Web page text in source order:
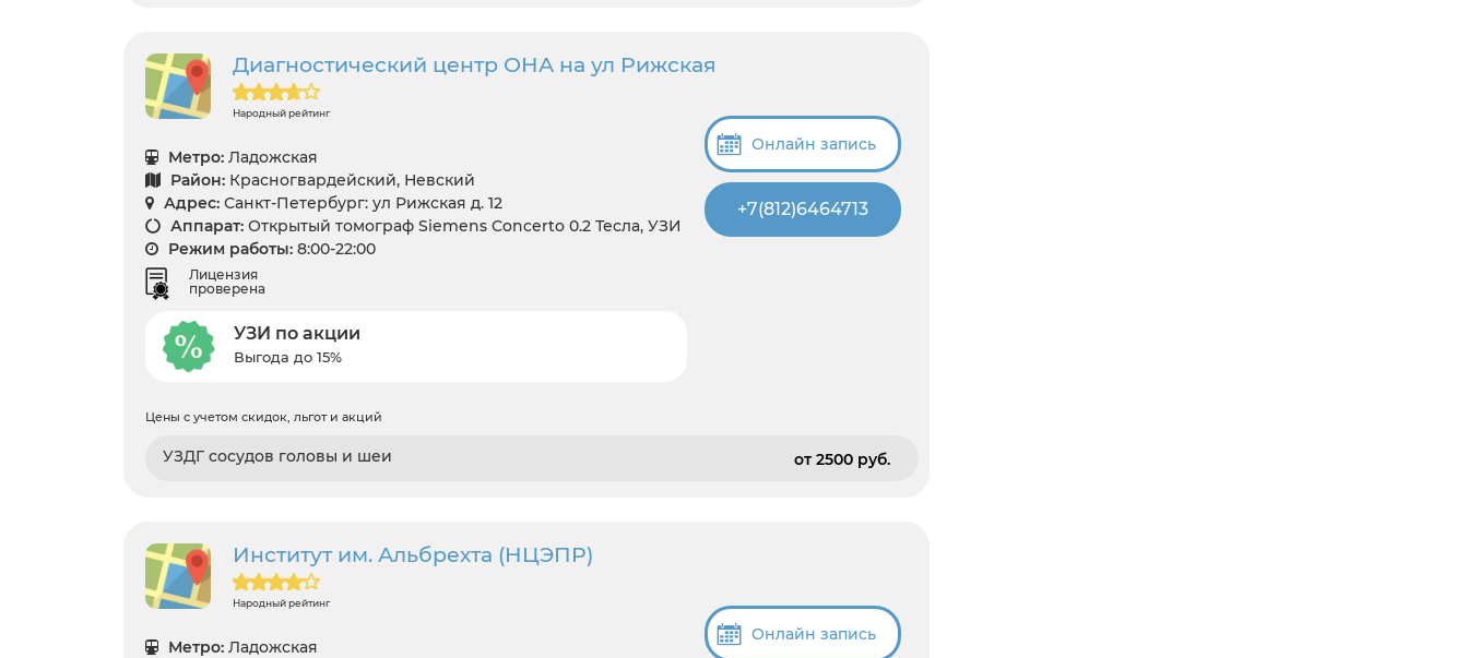
Диагностический центр ОНА на ул Рижская
Народный рейтинг
Метро: Ладожская
Район: Красногвардейский, Невский
Адрес: Санкт-Петербург: ул Рижская д. 12
Аппарат: Открытый томограф Siemens Concerto 0.2 Тесла, УЗИ
Режим работы: 8:00-22:00
Лицензия
проверена
УЗИ по акции
Выгода до 15%
Онлайн запись
+7(812)6464713
Цены с учетом скидок, льгот и акций
УЗДГ сосудов головы и шеи от 2500 pуб.
Институт им. Альбрехта (НЦЭПР)
Народный рейтинг
Метро: Ладожская
Онлайн запись